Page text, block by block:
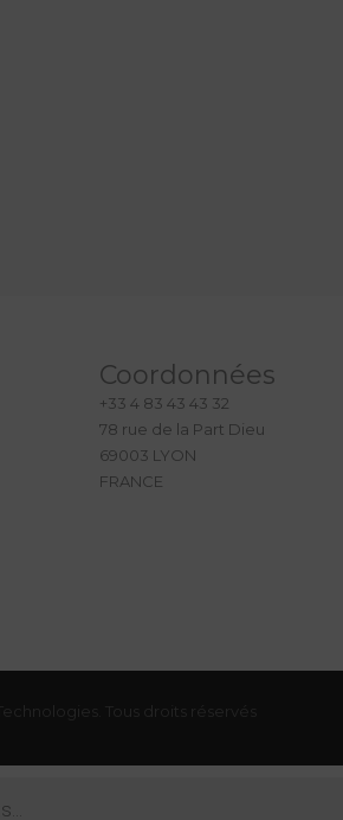
Coordonnées
+33 4 83 43 43 32
78 rue de la Part Dieu
69003 LYON
FRANCE